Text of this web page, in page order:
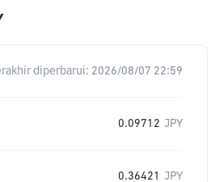
diperbarui: 2026/08/07 22:59
0.09712 JPY
0.36421 JPY